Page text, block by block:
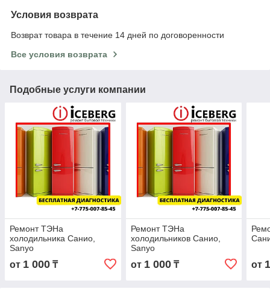
Условия возврата
Возврат товара в течение 14 дней по договоренности
Все условия возврата
Подобные услуги компании
Ремонт ТЭНа
холодильника Санио,
Sanyo
от 1 000 ₸
Ремонт ТЭНа
холодильников Санио,
Sanyo
от 1 000₸ от